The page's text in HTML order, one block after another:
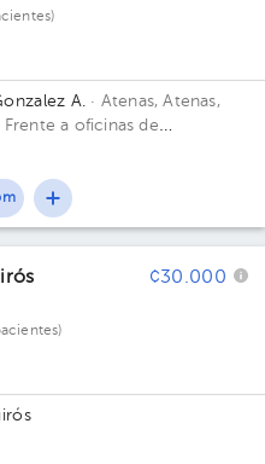
A. · Atenas, Atenas,
Frente a oficinas de
¢30.000